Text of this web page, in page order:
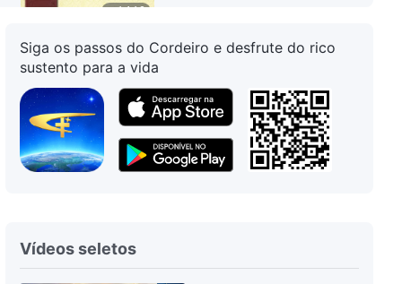
14:13
13:07
Palavra de Deus "As
o universo: A nona declaração"
Palavra de Deus "As
declarações de Deus para todo
Siga os passos do Cordeiro e desfrute do rico
sustento para a vida
Vídeos seletos